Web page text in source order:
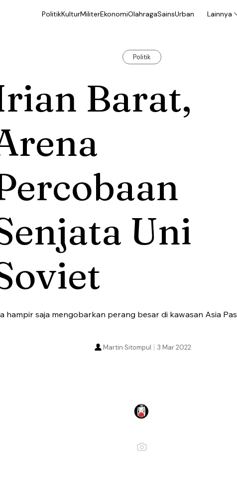
PolitikKulturMiliterEkonomiOlahragaSainsUrban Lainnya
Politik
Barat,
Uni
hampir saja mengobarkan perang besar di kawasan Asia
3 Mar 2022
Martin Sitompul